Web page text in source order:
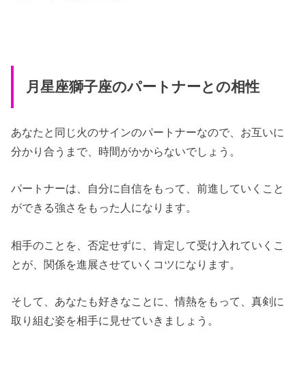
月星座獅子座のパートナーとの相性
あなたと同じ火のサインのパートナーなので、お互いに
分かり合うまで、時間がかからないでしょう。
パートナーは、自分に自信をもって、前進していくこと
ができる強さをもった人になります。
相手のことを、否定せずに、肯定して受け入れていくこ
とが、関係を進展させていくコツになります。
そして、あなたも好きなことに、情熱をもって、真剣に
取り組む姿を相手に見せていきましょう。